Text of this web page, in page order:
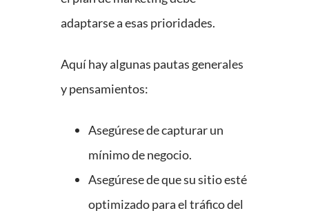
adaptarse a esas prioridades.
Aquí hay algunas pautas generales
y pensamientos:
Asegúrese de capturar un
mínimo de negocio.
Asegúrese de que su sitio esté
optimizado para el tráfico del